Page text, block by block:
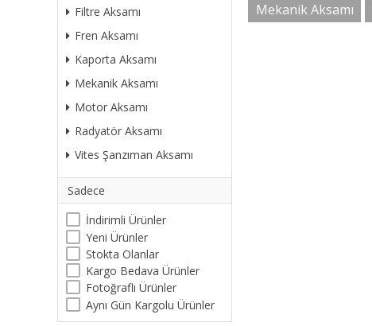
Filtre Aksamı
Fren Aksamı
Kaporta Aksamı
Mekanik Aksamı
Motor Aksamı
Radyatör Aksamı
Vites Şanzıman Aksamı
Sadece
İndirimli Ürünler
Yeni Ürünler
Stokta Olanlar
Kargo Bedava Ürünler
Fotoğraflı Ürünler
Aynı Gün Kargolu Ürünler
Mekanik Aksamı